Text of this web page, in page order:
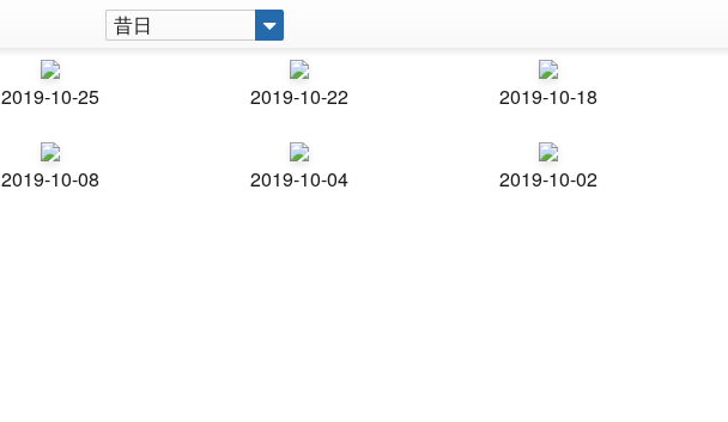
昔日
2019-10-25 2019-10-22 2019-10-18
2019-10-08 2019-10-04 2019-10-02